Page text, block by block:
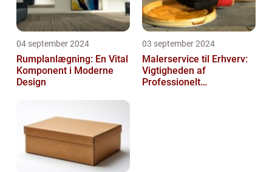
04 september 2024
Rumplanlægning: En Vital
Komponent i Moderne
Design
03 september 2024
Malerservice til Erhverv:
Vigtigheden af
Professionelt